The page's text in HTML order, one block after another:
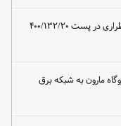
جلوگیری از خاموشی گسترده شبکه برق با اقدام اضطراری در پست ۴۰۰/۱۳۲/۲۰
گسترده فنی، واحد شماره ۲ نیروگاه مارون به شبکه برق